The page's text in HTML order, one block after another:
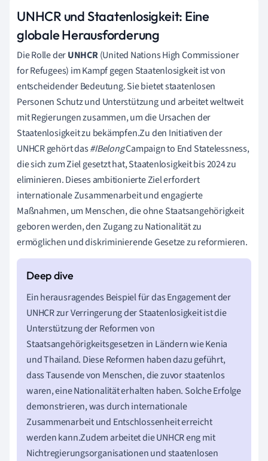
UNHCR und Staatenlosigkeit: Eine
globale Herausforderung
Die Rolle derUNHCR(United Nations High Commissioner
for Refugees) im Kampf gegen Staatenlosigkeit ist von
entscheidender Bedeutung. Sie bietet staatenlosen
Personen Schutz und Unterstützung und arbeitet weltweit
mit Regierungen zusammen, um die Ursachen der
Staatenlosigkeit zu bekämpfen.Zu den Initiativen der
UNHCR gehört das#IBelongCampaign to End Statelessness,
die sich zum Ziel gesetzt hat, Staatenlosigkeit bis 2024 zu
eliminieren. Dieses ambitionierte Ziel erfordert
internationale Zusammenarbeit und engagierte
Maßnahmen, um Menschen, die ohne Staatsangehörigkeit
geboren werden, den Zugang zu Nationalität zu
ermöglichen und diskriminierende Gesetze zu reformieren.
Ein herausragendes Beispiel für das Engagement der
UNHCR zur Verringerung der Staatenlosigkeit ist die
Unterstützung der Reformen von
Staatsangehörigkeitsgesetzen in Ländern wie Kenia
und Thailand. Diese Reformen haben dazu geführt,
dass Tausende von Menschen, die zuvor staatenlos
waren, eine Nationalität erhalten haben. Solche Erfolge
demonstrieren, was durch internationale
Zusammenarbeit und Entschlossenheit erreicht
werden kann.Zudem arbeitet die UNHCR eng mit
Nichtregierungsorganisationen und staatenlosen